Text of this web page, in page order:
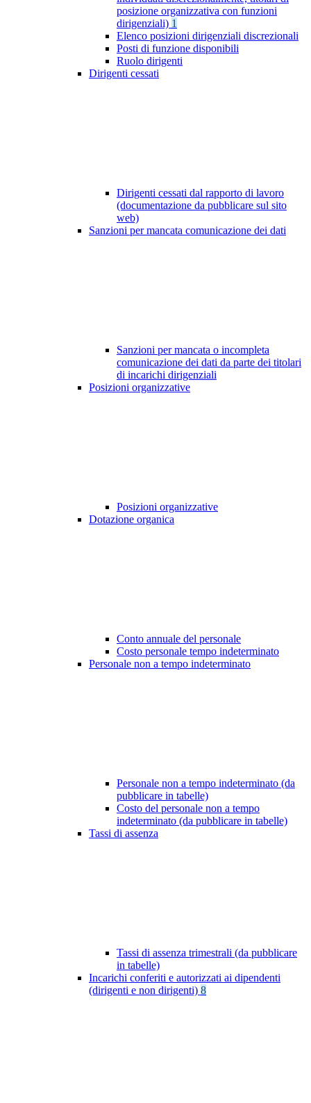
posizione organizzativa con funzioni
dirigenziali) 1
Elenco posizioni dirigenziali discrezionali
Posti di funzione disponibili
Ruolo dirigenti
Dirigenti cessati
Dirigenti cessati dal rapporto di lavoro
(documentazione da pubblicare sul sito
web)
Sanzioni per mancata comunicazione dei dati
Sanzioni per mancata o incompleta
comunicazione dei dati da parte dei titolari
di incarichi dirigenziali
Posizioni organizzative
Posizioni organizzative
Dotazione organica
Conto annuale del personale
Costo personale tempo indeterminato
Personale non a tempo indeterminato
Personale non a tempo indeterminato (da
pubblicare in tabelle)
Costo del personale non a tempo
indeterminato (da pubblicare in tabelle)
Tassi di assenza
Tassi di assenza trimestrali (da pubblicare
in tabelle)
Incarichi conferiti e autorizzati ai dipendenti
(dirigenti e non dirigenti) 8